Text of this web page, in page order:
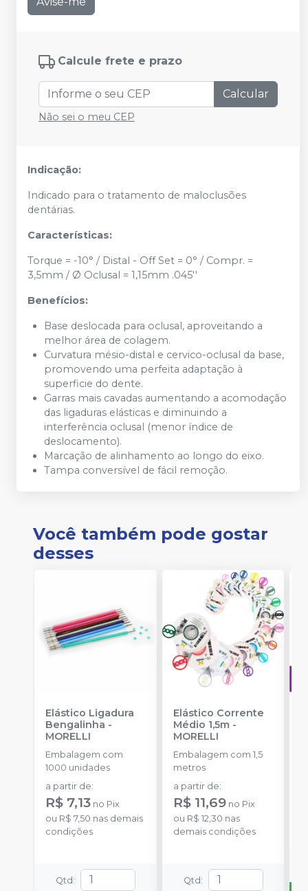
Calcule frete e prazo
Calcular
Não sei o meu CEP
Indicação:
Indicado para o tratamento de maloclusões
dentárias.
Características:
Torque = -10° / Distal - Off Set = 0° / Compr. =
3,5mm / Ø Oclusal = 1,15mm .045''
Benefícios:
Base deslocada para oclusal, aproveitando a
melhor área de colagem.
Curvatura mésio-distal e cervico-oclusal da base,
promovendo uma perfeita adaptação à
superficie do dente.
Garras mais cavadas aumentando a acomodação
das ligaduras elásticas e diminuindo a
interferência oclusal (menor índice de
deslocamento).
Marcação de alinhamento ao longo do eixo.
Tampa conversível de fácil remoção.
Você também pode gostar
desses
Elástico Ligadura
Bengalinha -
MORELLI
Embalagem com
1000 unidades
a partir de:
R$ 7,13 no Pix
ou R$ 7,50 nas demais
condições
Qtd :
Elástico Corrente
Médio 1,5m-
MORELLI
Embalagem com 1,5
metros
a partir de:
R$ 11,69 no Pix
ou R$ 12,30 nas
demais condições
Qtd :